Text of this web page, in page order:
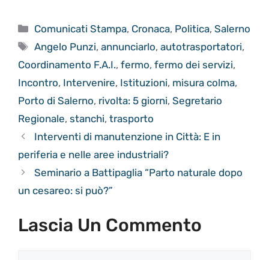
Categorie
Comunicati Stampa, Cronaca, Politica,Salerno
Tag
Angelo Punzi,annunciarlo,autotrasportatori,
Coordinamento F.A.I., fermo, fermo dei servizi,
Incontro, Intervenire, Istituzioni, misura colma,
Porto di Salerno, rivolta: 5 giorni, Segretario
Regionale, stanchi, trasporto
Interventi di manutenzione in Città: E in
periferia e nelle aree industriali?
Seminario a Battipaglia “Parto naturale dopo
un cesareo: si può?”
Lascia Un Commento